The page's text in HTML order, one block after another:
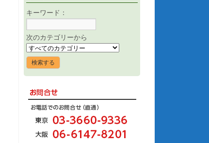
キーワード：
次のカテゴリーから